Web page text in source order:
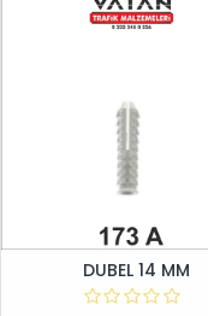
DUBEL 14 MM